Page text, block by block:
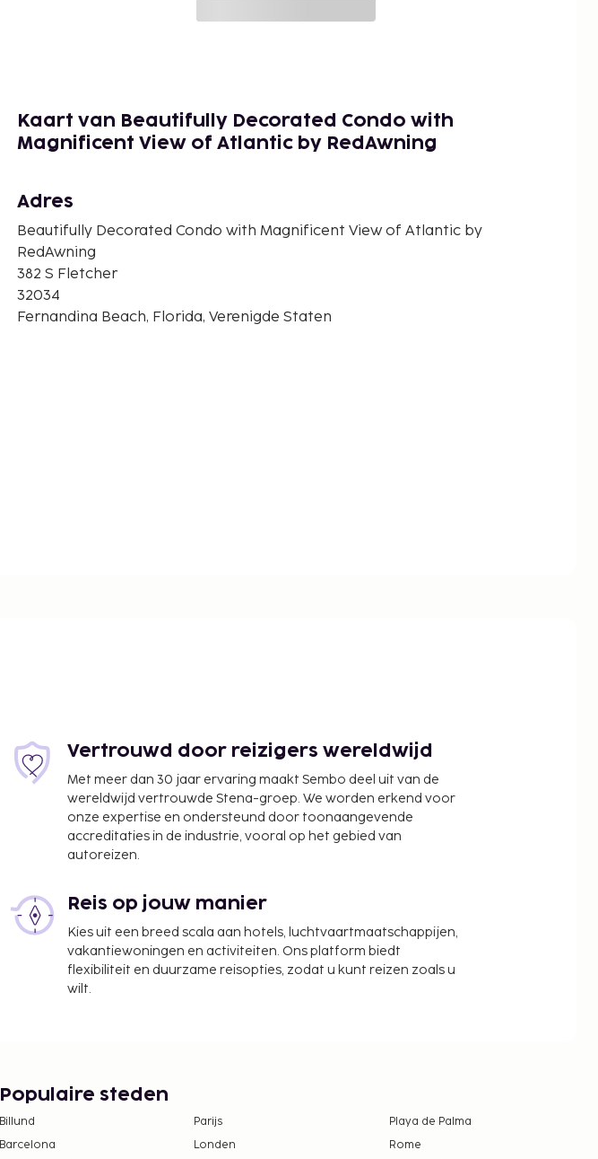
Kaart van Beautifully Decorated Condo with
Magnificent View of Atlantic by RedAwning
Adres
Beautifully Decorated Condo with Magnificent View of Atlantic by
RedAwning
382 S Fletcher
32034
Fernandina Beach, Florida, Verenigde Staten
Vertrouwd door reizigers wereldwijd
Met meer dan 30 jaar ervaring maakt Sembo deel uit van de
wereldwijd vertrouwde Stena-groep. We worden erkend voor
onze expertise en ondersteund door toonaangevende
accreditaties in de industrie, vooral op het gebied van
autoreizen.
Reis op jouw manier
Kies uit een breed scala aan hotels, luchtvaartmaatschappijen,
vakantiewoningen en activiteiten. Ons platform biedt
flexibiliteit en duurzame reisopties, zodat u kunt reizen zoals u
wilt.
Populaire steden
Billund Parijs
Playa de Palma
Barcelona
Londen
Rome